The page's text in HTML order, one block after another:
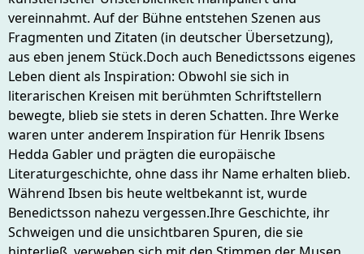
vereinnahmt. Auf der Bühne entstehen Szenen aus
Fragmenten und Zitaten (in deutscher Übersetzung),
aus eben jenem Stück.Doch auch Benedictssons eigenes
Leben dient als Inspiration: Obwohl sie sich in
literarischen Kreisen mit berühmten Schriftstellern
bewegte, blieb sie stets in deren Schatten. Ihre Werke
waren unter anderem Inspiration für Henrik Ibsens
Hedda Gabler und prägten die europäische
Literaturgeschichte, ohne dass ihr Name erhalten blieb.
Während Ibsen bis heute weltbekannt ist, wurde
Benedictsson nahezu vergessen.Ihre Geschichte, ihr
Schweigen und die unsichtbaren Spuren, die sie